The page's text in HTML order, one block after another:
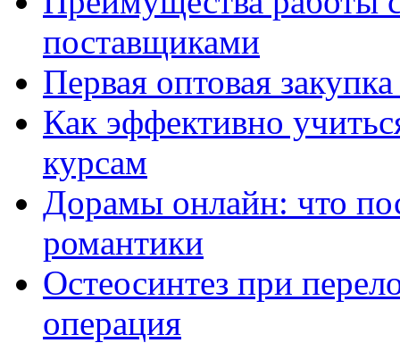
поставщиками
Первая оптовая
Как эффективно
курсам
Дорамы онлайн: что
романтики
Остеосинтез при
операция